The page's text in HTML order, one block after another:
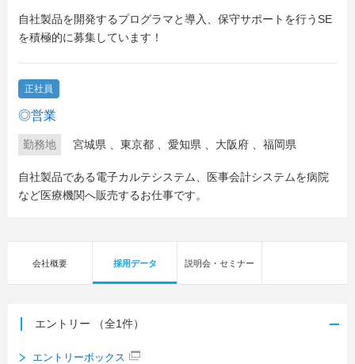
自社製品を開発するプログラマと導入、保守サポートを行うSE
を積極的に募集しています！
正社員
◎営業
勤務地 宮城県 東京都 愛知県 大阪府 福岡県
自社製品である電子カルテシステム、医事会計システムを病院
など医療機関へ販売するお仕事です。
会社概要 採用データ 説明会・セミナー
エントリー （全1件）
エントリーボックス